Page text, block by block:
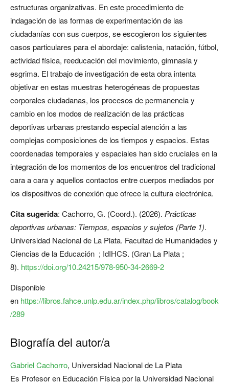
estructuras organizativas. En este procedimiento de
indagación de las formas de experimentación de las
ciudadanías con sus cuerpos, se escogieron los siguientes
casos particulares para el abordaje: calistenia, natación, fútbol,
actividad física, reeducación del movimiento, gimnasia y
esgrima. El trabajo de investigación de esta obra intenta
objetivar en estas muestras heterogéneas de propuestas
corporales ciudadanas, los procesos de permanencia y
cambio en los modos de realización de las prácticas
deportivas urbanas prestando especial atención a las
complejas composiciones de los tiempos y espacios. Estas
coordenadas temporales y espaciales han sido cruciales en la
integración de los momentos de los encuentros del tradicional
cara a cara y aquellos contactos entre cuerpos mediados por
los dispositivos de conexión que ofrece la cultura electrónica.
Cita sugerida: Cachorro, G. (Coord.). (2026). Prácticas
deportivas urbanas: Tiempos, espacios y sujetos (Parte 1).
Universidad Nacional de La Plata. Facultad de Humanidades y
Ciencias de la Educación ; IdIHCS. (Gran La Plata ;
8). https://doi.org/10.24215/978-950-34-2669-2
Disponible
en https://libros.fahce.unlp.edu.ar/index.php/libros/catalog/book
/289
Biografía del autor/a
Gabriel Cachorro, Universidad Nacional de La Plata
Es Profesor en Educación Física por la Universidad Nacional